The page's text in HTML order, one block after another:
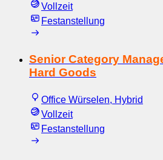
Vollzeit
Festanstellung
Senior Category
Hard Goods
Office Würselen, Hybrid
Vollzeit
Festanstellung